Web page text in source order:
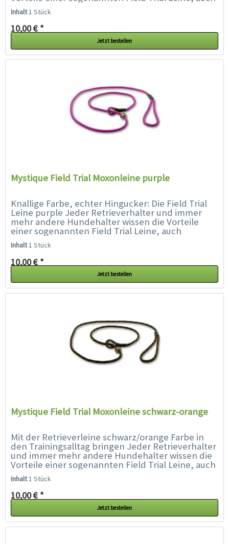
Moxonleine oder Retrieverleine...
Inhalt1 Stück
10,00 € *
Jetzt bestellen
Mystique Field Trial Moxonleine purple
Knallige Farbe, echter Hingucker: Die Field Trial
Leine purple Jeder Retrieverhalter und immer
mehr andere Hundehalter wissen die Vorteile
einer sogenannten Field Trial Leine, auch
Moxonleine oder Retrieverleine genannt, zu...
Inhalt1 Stück
10,00 € *
Jetzt bestellen
Mystique Field Trial Moxonleine schwarz-orange
Mit der Retrieverleine schwarz/orange Farbe in
den Trainingsalltag bringen Jeder Retrieverhalter
und immer mehr andere Hundehalter wissen die
Vorteile einer sogenannten Field Trial Leine, auch
Moxonleine oder Retrieverleine genannt, zu...
Inhalt1 Stück
10,00 € *
Jetzt bestellen